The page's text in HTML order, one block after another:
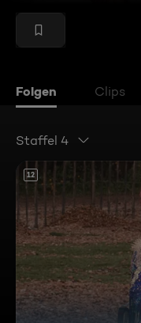
Folgen Clips
Staffel 4
12